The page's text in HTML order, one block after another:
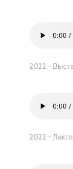
2022 -
2022 -